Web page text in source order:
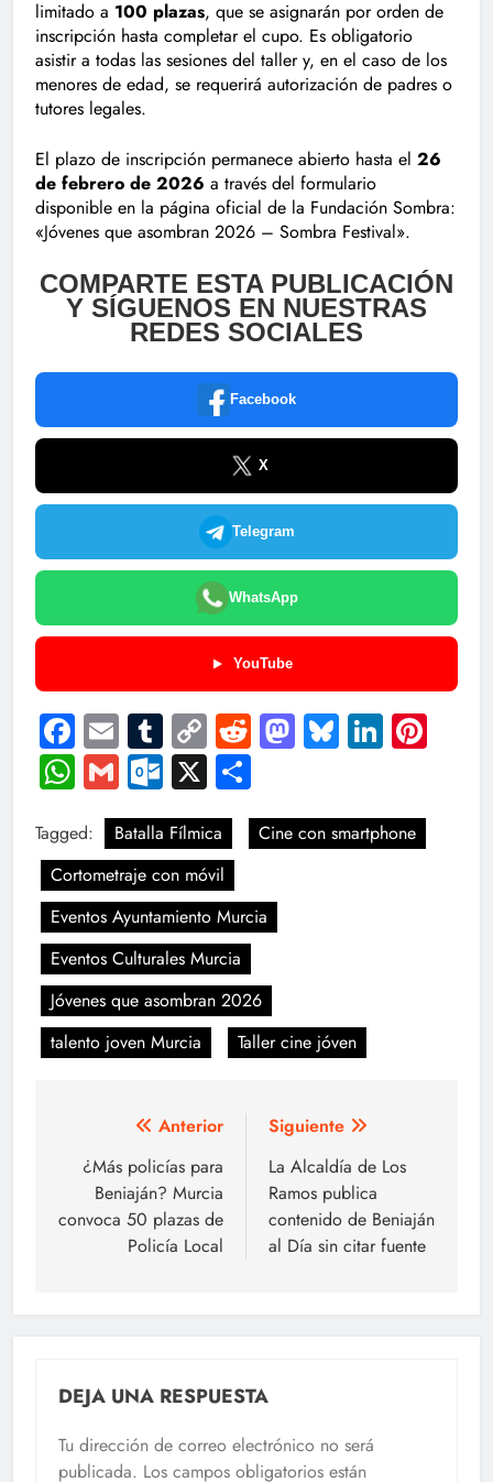
limitado a 100 plazas, que se asignarán por orden de
inscripción hasta completar el cupo. Es obligatorio
asistir a todas las sesiones del taller y, en el caso de los
menores de edad, se requerirá autorización de padres o
tutores legales.
El plazo de inscripción permanece abierto hasta el 26
de febrero de 2026 a través del formulario
disponible en la página oficial de la Fundación Sombra:
«Jóvenes que asombran 2026 – Sombra Festival».
COMPARTE ESTA PUBLICACIÓN
Y SÍGUENOS EN NUESTRAS
REDES SOCIALES
Facebook
X
Telegram
WhatsApp
YouTube
Facebook
EmailTumblr
Copy
Link
RedditMastodon
Bluesky
WhatsApp
GmailOutlook.com
X
Tagged: Batalla Fílmica
Cine con smartphone
Cortometraje con móvil
Eventos Ayuntamiento Murcia
Eventos Culturales Murcia
Jóvenes que asombran 2026
talento joven Murcia
Taller cine jóven
Navegación
de
entradas
Anterior
¿Más policías para
Beniaján? Murcia
convoca 50 plazas de
Policía Local
Siguiente
La Alcaldía de Los
Ramos publica
contenido de Beniaján
al Día sin citar fuente
DEJA UNA RESPUESTA
Tu dirección de correo electrónico no será
publicada. Los campos obligatorios están